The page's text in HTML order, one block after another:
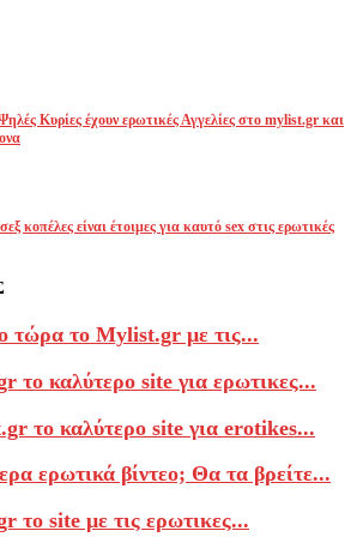
Κυρίες έχουν ερωτικές Αγγελίες στο mylist.gr και
κοπέλες είναι έτοιμες για καυτό sex στις ερωτικές
τώρα το Mylist.gr με τις...
καλύτερο site για ερωτικες...
το καλύτερο site για erotikes...
ερωτικά βίντεο; Θα τα βρείτε...
site με τις ερωτικες...